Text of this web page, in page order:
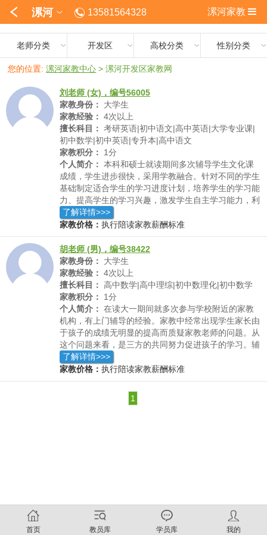
漯河 13581564328 漯河家教
老师分类 开发区 高校分类 性别分类
您的位置:漯河家教中心 >漯河开发区家教网
刘老师 (女)，编号56005
家教身份：
大学生
家教经验： 4次以上
擅长科目： 考研英语|初中语文|高中英语|大学专业课|
初中数学|初中英语|专升本|高中语文
家教积分：
1分
个人简介： 本科和硕士就读期间多次辅导学生文化课
成绩，学生进步很快，采用学教融合。针对不同的学生
基础制定适合学生的学习进度计划，培养学生的学习能
力、提高学生的学习兴趣，激发学生自主学习能力，利
用反转课堂的教学思路和形式来表达学习态度
了解详情>>>
家教价格： 执行陪读家教薪酬标准
胡老师 (男)，编号38422
家教身份：
大学生
家教经验： 4次以上
擅长科目： 高中数学|高中理综|初中数理化|初中数学
家教积分：
1分
个人简介： 在读大一期间就多次参与学校附近的家教
机构，有上门辅导的经验。家教中经常出现学生家长由
于孩子的成绩无明显的提高而质疑家教老师的问题。从
这个问题来看，是三方的共同努力促进孩子的学习。辅
导老师良莠不齐，家长疏于监督，孩子不想学习。三者
都是孩子成绩提高的难题。做好家教老师的选择，教学
高孩子的成绩。再者是部分家长对于在校大学生辅导老
师的不尊重，各个行业都是值得尊重的。
了解详情>>>
家教价格： 执行陪读家教薪酬标准
1
首页 教员库 学员库 我的